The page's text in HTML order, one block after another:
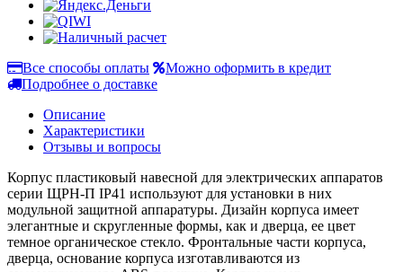
Все способы оплаты
Можно оформить в кредит
Подробнее о доставке
Описание
Характеристики
Отзывы и вопросы
Корпус пластиковый навесной для электрических аппаратов
серии ЩРН-П IP41 используют для установки в них
модульной защитной аппаратуры. Дизайн корпуса имеет
элегантные и скругленные формы, как и дверца, ее цвет
темное органическое стекло. Фронтальные части корпуса,
дверца, основание корпуса изготавливаются из